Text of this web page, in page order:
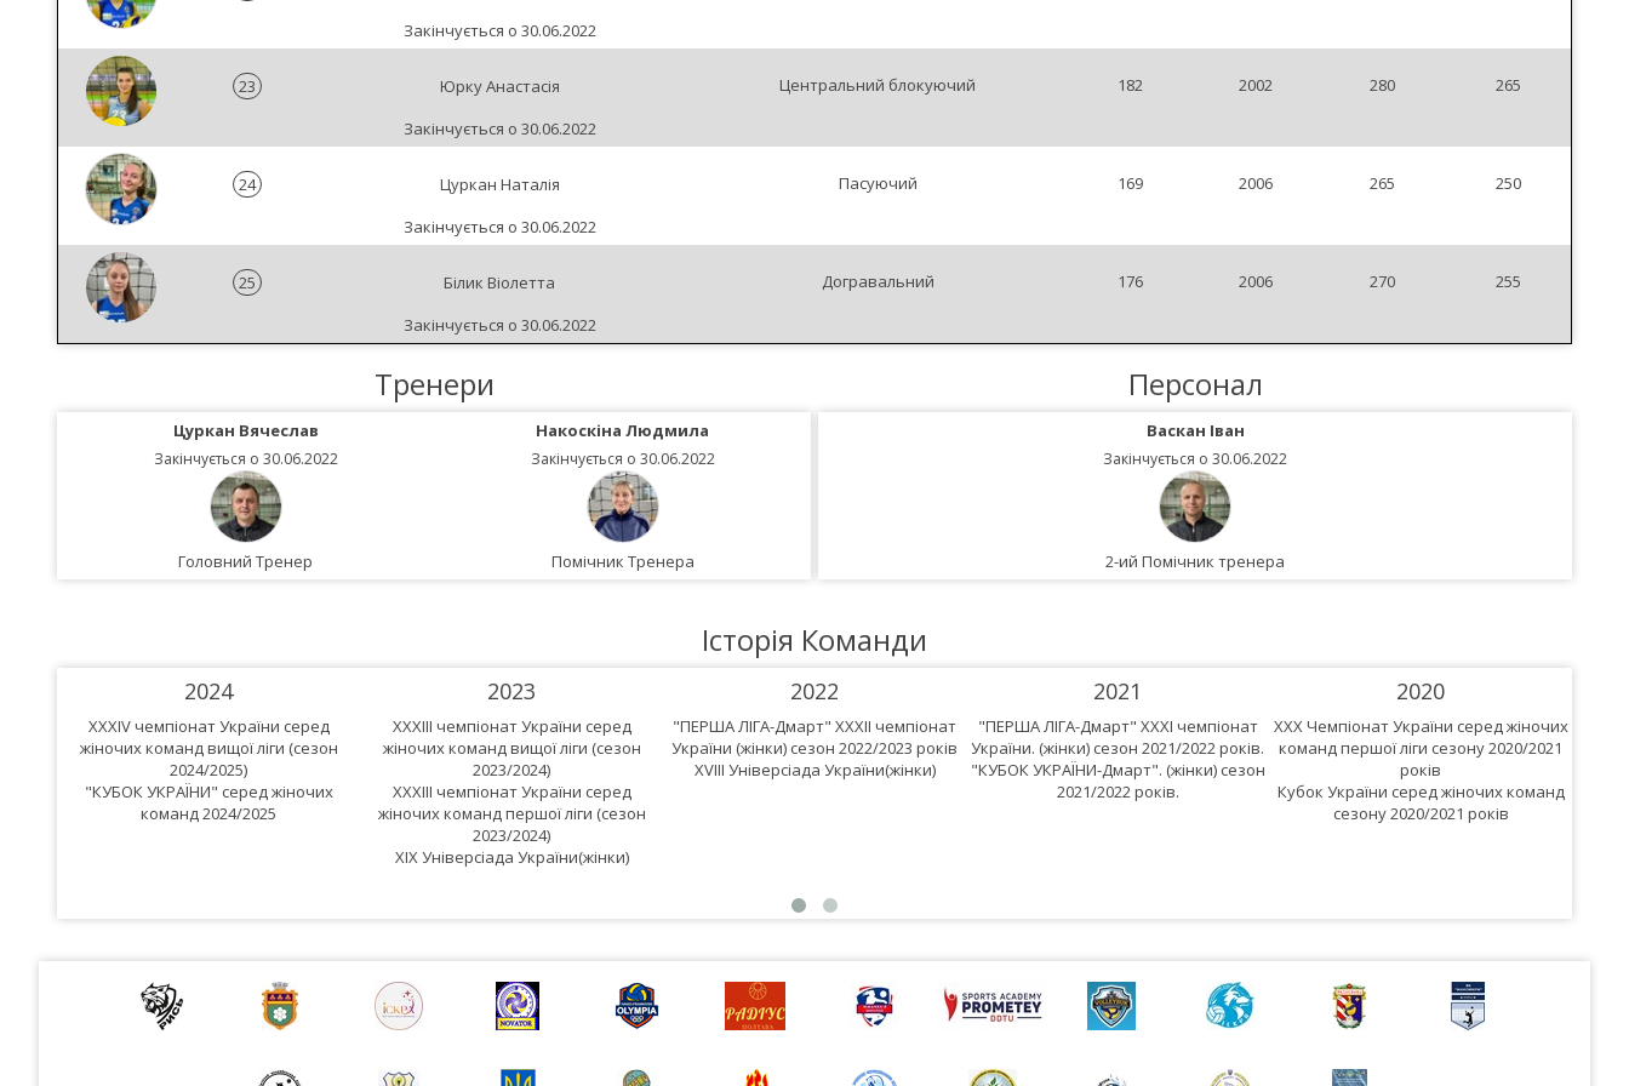
Закінчується о 30.06.2022
23
Юрку Анастасія
Закінчується о 30.06.2022
Центральний блокуючий 182 2002 280 265
24
Цуркан Наталія
Закінчується о 30.06.2022
Пасуючий 169 2006 265 250
25
Білик Віолетта
Закінчується о 30.06.2022
Догравальний 176 2006 270 255
Тренери
Цуркан Вячеслав
Закінчується о 30.06.2022
Головний Тренер
Накоскіна Людмила
Закінчується о 30.06.2022
Помічник Тренера
Персонал
Васкан Іван
Закінчується о 30.06.2022
2-ий Помічник тренера
Історія Команди
2024
XXXIV чемпіонат України серед
жіночих команд вищої ліги (сезон
2024/2025)
"КУБОК УКРАЇНИ" серед жіночих
команд 2024/2025
2023
XXXIII чемпіонат України серед
жіночих команд вищої ліги (сезон
2023/2024)
XXXIII чемпіонат України серед
жіночих команд першої ліги (сезон
2023/2024)
XIX Універсіада України(жінки)
2022
"ПЕРША ЛІГА-Дмарт" XXXII чемпіонат
України (жінки) сезон 2022/2023 років
XVIII Універсіада України(жінки)
2021
"ПЕРША ЛІГА-Дмарт" XXXІ чемпіонат
України. (жінки) сезон 2021/2022 років.
"КУБОК УКРАЇНИ-Дмарт". (жінки) сезон
2021/2022 років.
2020
XXX Чемпіонат України серед жіночих
команд першої ліги сезону 2020/2021
років
Кубок України серед жіночих команд
сезону 2020/2021 років